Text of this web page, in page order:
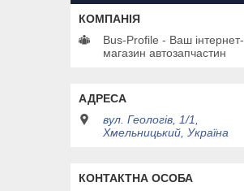
Bus-Profile - Ваш інтернет-
магазин автозапчастин
вул. Геологів, 1/1,
Хмельницький, Україна